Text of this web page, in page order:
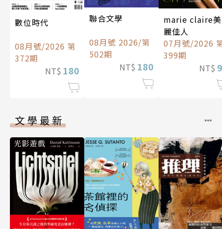
數位時代
08月號/2026 第
372期
NT$ 180
聯合文學
08月號 2026/第
502期
NT$ 180
marie claire美
麗佳人
07月號/2026
399期
NT$
文學最新